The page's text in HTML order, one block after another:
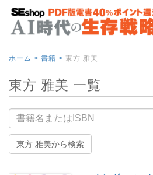
ホーム > 書籍 > 東方 雅美
東方 雅美 一覧
書籍名
東方 雅美から検索